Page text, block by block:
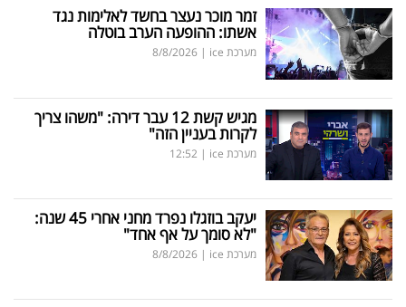
זמר מוכר נעצר בחשד לאלימות נגד
אשתו: ההופעה הערב בוטלה
מערכת ice |
8/8/2026
מגיש קשת 12 עבר דירה: "משהו צריך
לקרות בעניין הזה"
מערכת ice |
12:52
יעקב בוזגלו נפרד מחני אחרי 45 שנה:
"לא סומך על אף אחד"
מערכת ice |
8/8/2026